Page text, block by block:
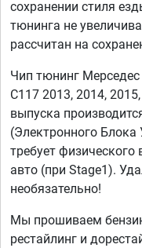
сохранении стиля
тюнинга не
рассчитан на
Чип тюнинг Мерседес
C117 2013, 2014,
выпуска
(Электронного Блока
требует
авто (при Stage1).
необязательно!
Мы прошиваем
рестайлинг и